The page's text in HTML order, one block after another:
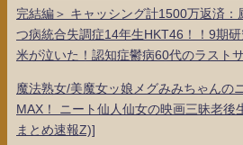
完結編＞ キャッシング計1500万返済：
つ病統合失調症14年生HKT46！！9期
米が泣いた！認知症鬱病60代のラスト
魔法熟女/美魔女ッ娘メグみみちゃんの
MAX！ ニート仙人仙女の映画三昧老後
まとめ速報Z)]